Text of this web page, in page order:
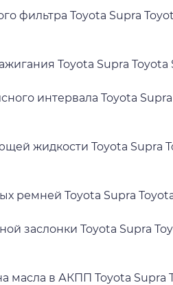
фильтра Toyota Supra
Toyota Supra Toyota
интервала Toyota
жидкости Toyota Supra
ремней Toyota Supra
заслонки Toyota Supra
масла в АКПП Toyota Supra